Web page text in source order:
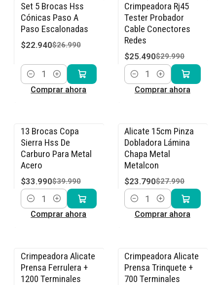
-15% OFF
Set 5 Brocas Hss
Cónicas Paso A
Paso Escalonadas
$22.940$26.990
Cantidad
Comprar ahora
-15% OFF
Crimpeadora Rj45
Tester Probador
Cable Conectores
Redes
$25.490$29.990
Cantidad
Comprar ahora
-15% OFF
13 Brocas Copa
Sierra Hss De
Carburo Para Metal
Acero
$33.990$39.990
Cantidad
Comprar ahora
-15% OFF
Alicate 15cm Pinza
Dobladora Lámina
Chapa Metal
Metalcon
$23.790$27.990
Cantidad
Comprar ahora
-15% OFF
Crimpeadora Alicate
Prensa Ferrulera +
1200 Terminales
-20% OFF
Crimpeadora Alicate
Prensa Trinquete +
700 Terminales